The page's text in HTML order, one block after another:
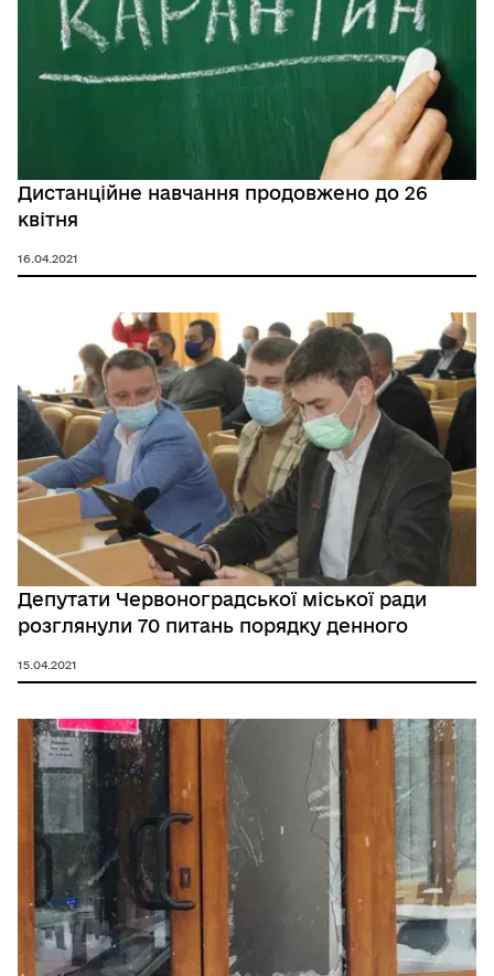
Дистанційне навчання продовжено до 26
квітня
16.04.2021
Депутати Червоноградської міської ради
розглянули 70 питань порядку денного
15.04.2021